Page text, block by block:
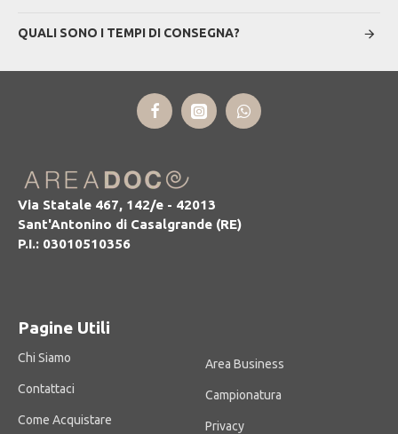
QUALI SONO I TEMPI DI CONSEGNA?
Via Statale 467, 142/e - 42013
Sant'Antonino di Casalgrande (RE)
P.I.: 03010510356
Pagine Utili
Chi Siamo
Contattaci
Come Acquistare
Area Business
Campionatura
Privacy